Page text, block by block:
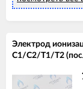
Электрод
C1/C2/T1/T2